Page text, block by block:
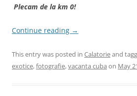
Plecam de la km 0!
Continue reading →
This entry was posted in Calatorieand
exotice,fotografie,vacanta cuba on May